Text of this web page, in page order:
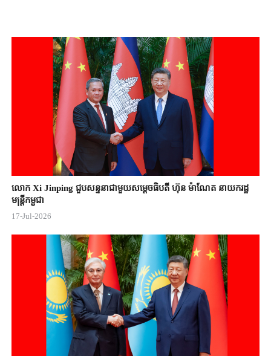
លោក Xi Jinping ជួបសន្ទនាជាមួយសម្តេចធិបតី ហ៊ុន ម៉ាណែត នាយករដ្ឋ
មន្ត្រីកម្ពុជា
17-Jul-2026